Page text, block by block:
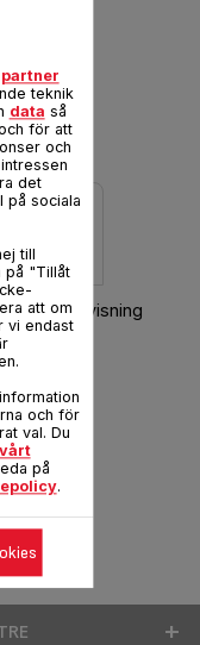
bruksanvisning
partner
teknik
data så
för att
och
det
på sociala
till
på "Tillåt
att om
vi endast
och för
val. Du
på
.